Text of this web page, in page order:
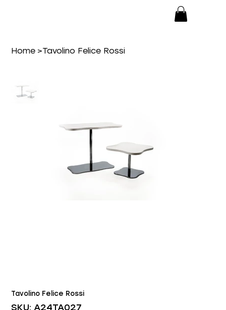
Home >Tavolino Felice Rossi
Tavolino Felice Rossi
SKU:
SKU
A24TA027